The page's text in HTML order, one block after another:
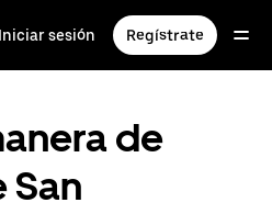
Iniciar sesión Regístrate
de
San